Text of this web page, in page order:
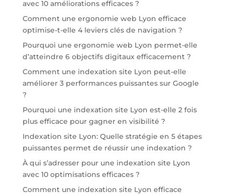
avec 10 améliorations efficaces ?
Comment une ergonomie web Lyon efficace
optimise-t-elle 4 leviers clés de navigation ?
Pourquoi une ergonomie web Lyon permet-elle
d’atteindre 6 objectifs digitaux efficacement ?
Comment une indexation site Lyon peut-elle
améliorer 3 performances puissantes sur Google
?
Pourquoi une indexation site Lyon est-elle 2 fois
plus efficace pour gagner en visibilité ?
Indexation site Lyon: Quelle stratégie en 5 étapes
puissantes permet de réussir une indexation ?
À qui s’adresser pour une indexation site Lyon
avec 10 optimisations efficaces ?
Comment une indexation site Lyon efficace